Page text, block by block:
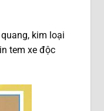
kim loại
tem xe độc